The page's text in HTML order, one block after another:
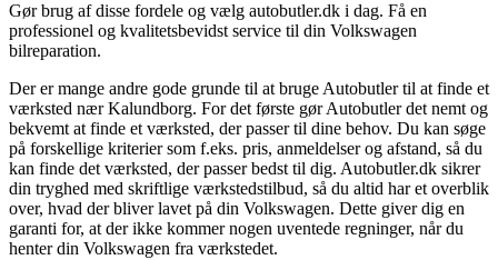
Gør brug af disse fordele og vælg autobutler.dk i dag. Få en
professionel og kvalitetsbevidst service til din Volkswagen
bilreparation.
Der er mange andre gode grunde til at bruge Autobutler til at finde et
værksted nær Kalundborg. For det første gør Autobutler det nemt og
bekvemt at finde et værksted, der passer til dine behov. Du kan søge
på forskellige kriterier som f.eks. pris, anmeldelser og afstand, så du
kan finde det værksted, der passer bedst til dig. Autobutler.dk sikrer
din tryghed med skriftlige værkstedstilbud, så du altid har et overblik
over, hvad der bliver lavet på din Volkswagen. Dette giver dig en
garanti for, at der ikke kommer nogen uventede regninger, når du
henter din Volkswagen fra værkstedet.